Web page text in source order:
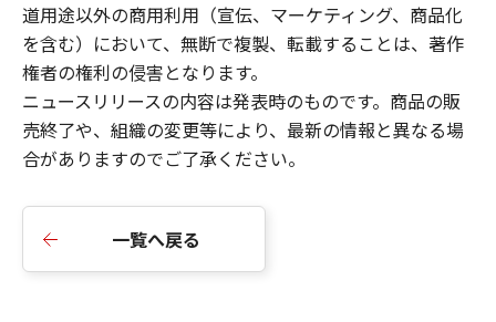
道用途以外の商用利用（宣伝、マーケティング、商品化
を含む）において、無断で複製、転載することは、著作
権者の権利の侵害となります。
ニュースリリースの内容は発表時のものです。商品の販
売終了や、組織の変更等により、最新の情報と異なる場
合がありますのでご了承ください。
一覧へ戻る